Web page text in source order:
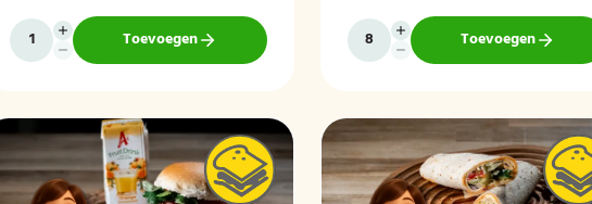
Toevoegen Toevoegen